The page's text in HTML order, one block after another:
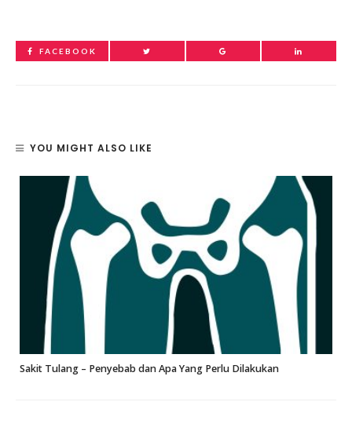
FACEBOOK
YOU MIGHT ALSO LIKE
Sakit Tulang – Penyebab dan Apa Yang Perlu Dilakukan